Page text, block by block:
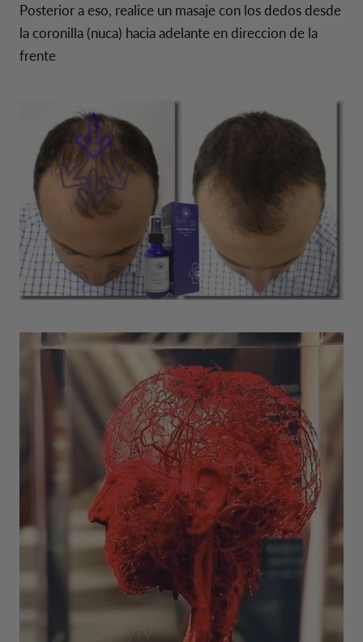
Posterior a eso, realice un masaje con los dedos desde
la coronilla (nuca) hacia adelante en direccion de la
frente